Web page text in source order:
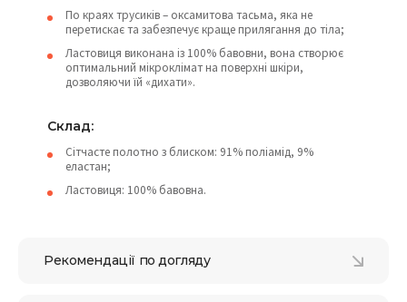
По краях трусиків – оксамитова тасьма, яка не
перетискає та забезпечує краще прилягання до тіла;
Ластовиця виконана із 100% бавовни, вона створює
оптимальний мікроклімат на поверхні шкіри,
дозволяючи їй «дихати».
Склад:
Сітчасте полотно з блиском: 91% поліамід, 9%
еластан;
Ластовиця: 100% бавовна.
Рекомендації по догляду